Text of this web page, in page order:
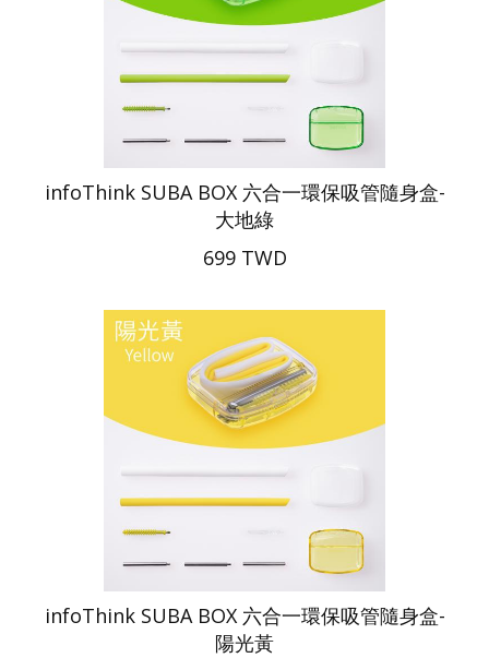
infoThink SUBA BOX 六合一環保吸管隨身盒-
大地綠
699 TWD
infoThink SUBA BOX 六合一環保吸管隨身盒-
陽光黃